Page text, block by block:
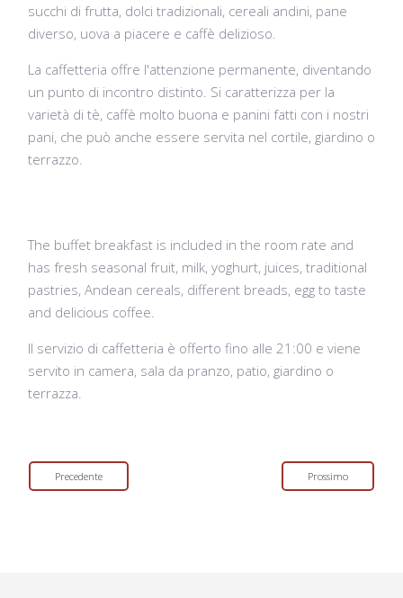
succhi di frutta, dolci tradizionali, cereali andini, pane
diverso, uova a piacere e caffè delizioso.
La caffetteria offre l'attenzione permanente, diventando
un punto di incontro distinto. Si caratterizza per la
varietà di tè, caffè molto buona e panini fatti con i nostri
pani, che può anche essere servita nel cortile, giardino o
terrazzo.
The buffet breakfast is included in the room rate and
has fresh seasonal fruit, milk, yoghurt, juices, traditional
pastries, Andean cereals, different breads, egg to taste
and delicious coffee.
Il servizio di caffetteria è offerto fino alle 21:00 e viene
servito in camera, sala da pranzo, patio, giardino o
terrazza.
Precedente Prossimo